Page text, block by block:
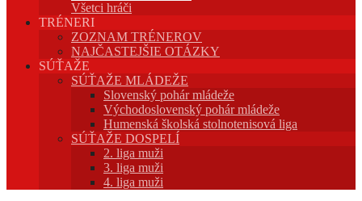
Všetci hráči
TRÉNERI
ZOZNAM TRÉNEROV
NAJČASTEJŠIE OTÁZKY
SÚŤAŽE
SÚŤAŽE MLÁDEŽE
Slovenský pohár mládeže
Východoslovenský pohár mládeže
Humenská školská stolnotenisová liga
SÚŤAŽE DOSPELÍ
2. liga muži
3. liga muži
4. liga muži